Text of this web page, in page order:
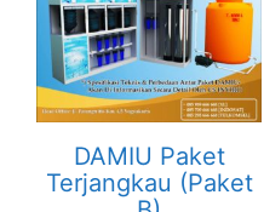
DAMIU Paket
Terjangkau (Paket